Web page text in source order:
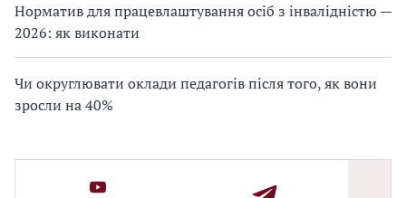
Норматив для працевлаштування осіб з інвалідністю —
2026: як виконати
Чи округлювати оклади педагогів після того, як вони
зросли на 40%